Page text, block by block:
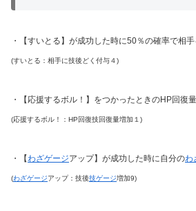
・【すいとる】が成功した時に50％の確率で相手
(すいとる：相手に技後どく付与４)
・【応援するボル！】をつかったときのHP回復量
(応援するボル！：HP回復技回復量増加１)
・【わざゲージアップ】が成功した時に自分のわ
(わざゲージアップ：技後技ゲージ増加9)